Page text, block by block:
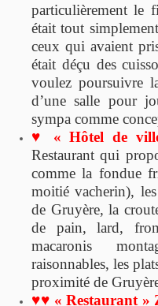
particulièrement le
était tout
ceux qui avaient
était déçu des
voulez poursuivre
d’une salle pour
sympa comme
♥ « Hôtel de
Restaurant qui
comme la fondue
moitié vacherin),
de Gruyère, la
de pain, lard,
macaronis
raisonnables, les
proximité de
♥♥ « Restaurant »